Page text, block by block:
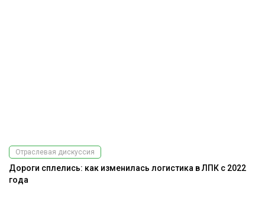
Отраслевая дискуссия
Дороги сплелись: как изменилась логистика в ЛПК с 2022
года